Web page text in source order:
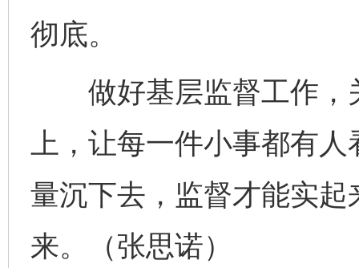
彻底。
做好基层监督工作，
上，让每一件小事都有
量沉下去，监督才能实
来。（张思诺）
完善运行机制助力责任有效落实 一纸欠